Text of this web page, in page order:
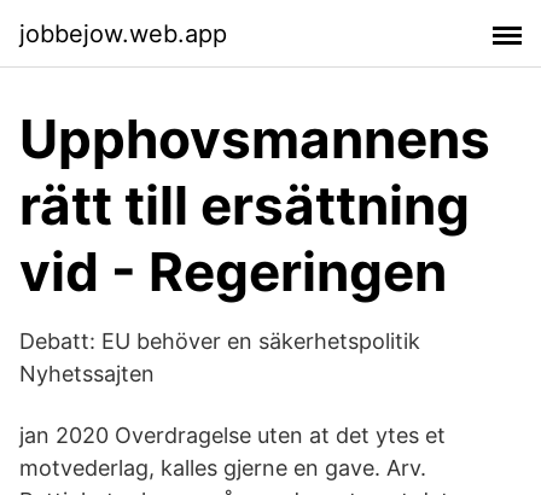
jobbejow.web.app
Upphovsmannens
rätt till ersättning
vid - Regeringen
Debatt: EU behöver en säkerhetspolitik
Nyhetssajten
jan 2020 Overdragelse uten at det ytes et
motvederlag, kalles gjerne en gave. Arv.